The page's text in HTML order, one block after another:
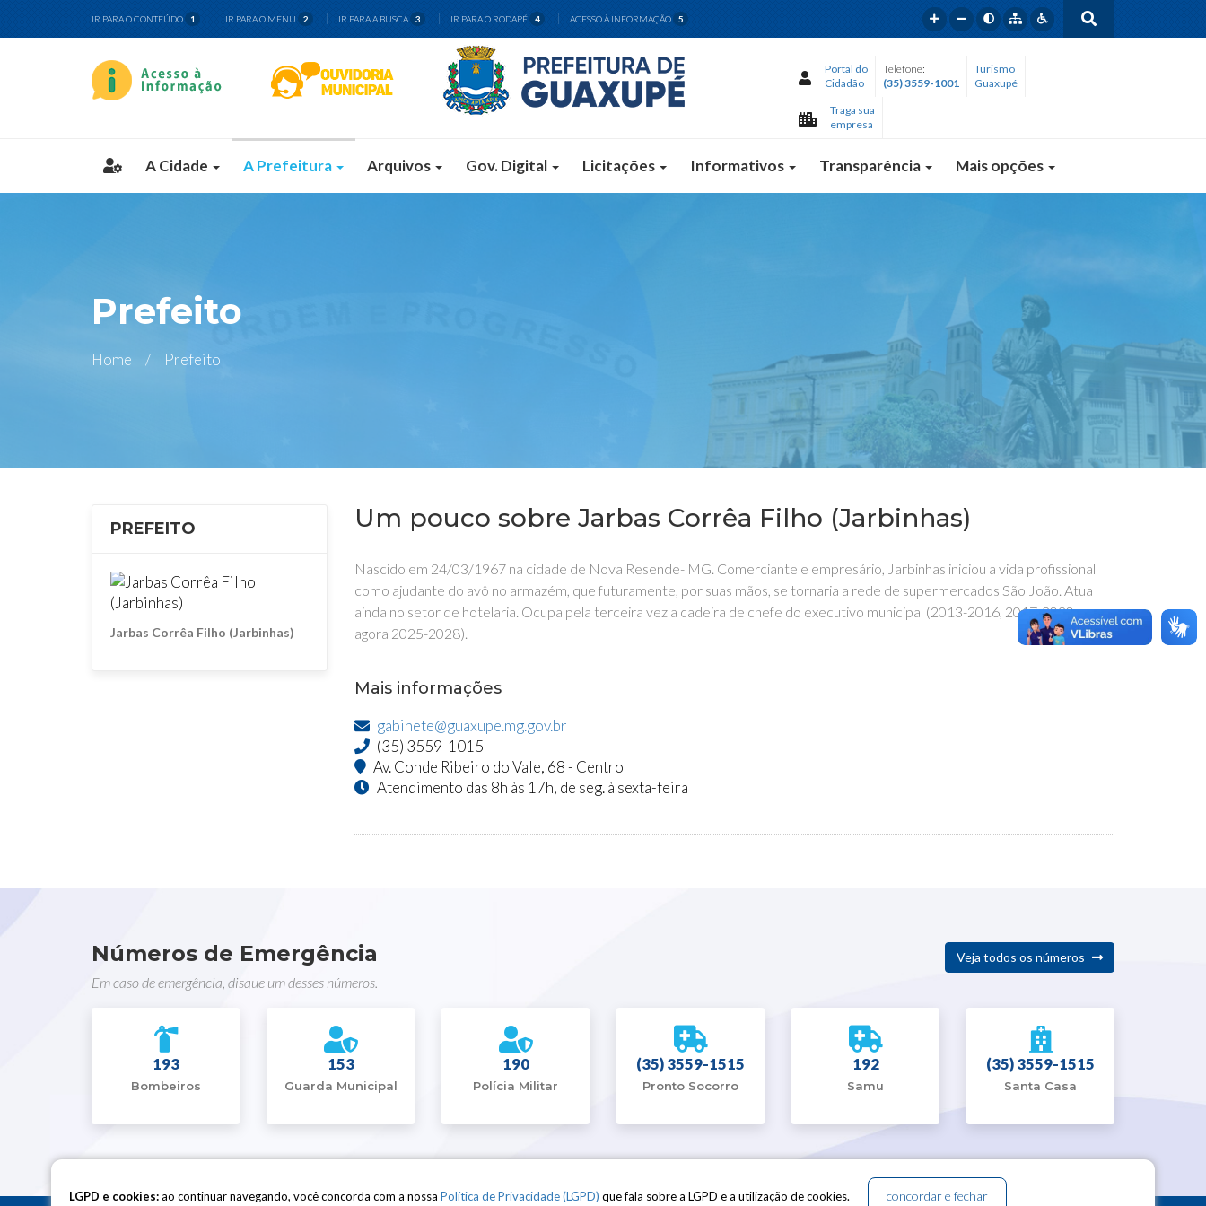
IR PARA O CONTEÚDO 1 IR PARA O MENU 2 IR PARA A BUSCA 3 IR PARA O RODAPÉ 4 ACESSO À INFORMAÇÃO 5
Portal do
Cidadão
Telefone:
(35) 3559-1001
Turismo
Guaxupé
Traga sua
empresa
A Cidade A Prefeitura Arquivos Gov. Digital Licitações Informativos Transparência Mais opções
Prefeito
Home Prefeito
PREFEITO
Jarbas Corrêa Filho (Jarbinhas)
Um pouco sobre Jarbas Corrêa Filho (Jarbinhas)
Nascido em 24/03/1967 na cidade de Nova Resende- MG. Comerciante e empresário, Jarbinhas iniciou a vida profissional
como ajudante do avô no armazém, que futuramente, por suas mãos, se tornaria a rede de supermercados São João. Atua
ainda no setor de hotelaria. Ocupa pela terceira vez a cadeira de chefe do executivo municipal (2013-2016, 2017-2020 e
agora 2025-2028).
Mais informações
gabinete@guaxupe.mg.gov.br
(35) 3559-1015
Av. Conde Ribeiro do Vale, 68 - Centro
Atendimento das 8h às 17h, de seg. à sexta-feira
Números de Emergência
Em caso de emergência, disque um desses números.
Veja todos os números
193
Bombeiros
153
Guarda Municipal
190
Polícia Militar
(35) 3559-1515
Pronto Socorro
192
Samu
(35) 3559-1515
Santa Casa
LGPD e cookies:ao continuar navegando, você concorda com a nossa Política de Privacidade (LGPD) que fala sobre a LGPD e a utilização de cookies. concordar e fechar